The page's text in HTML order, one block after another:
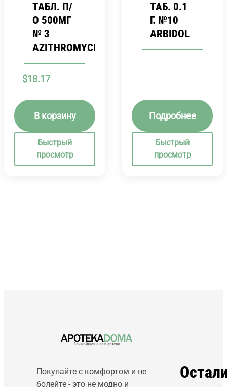
ТАБЛ. П/
О 500МГ
№ 3
AZITHROMYCIN.
$18.17
В корзину
Быстрый
просмотр
ТАБ. 0.1
Г. №10
ARBIDOL
Подробнее
Быстрый
просмотр
Покупайте с комфортом и не
болейте - это не модно и